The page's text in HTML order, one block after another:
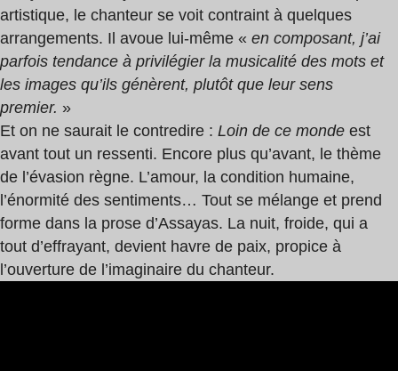
artistique, le chanteur se voit contraint à quelques
arrangements. Il avoue lui-même « en composant, j’ai
parfois tendance à privilégier la musicalité des mots et
les images qu’ils génèrent, plutôt que leur sens
premier. »
Et on ne saurait le contredire : Loin de ce monde est
avant tout un ressenti. Encore plus qu’avant, le thème
de l’évasion règne. L’amour, la condition humaine,
l’énormité des sentiments… Tout se mélange et prend
forme dans la prose d’Assayas. La nuit, froide, qui a
tout d’effrayant, devient havre de paix, propice à
l’ouverture de l’imaginaire du chanteur.